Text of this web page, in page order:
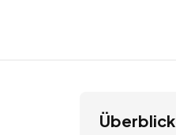
Überblick